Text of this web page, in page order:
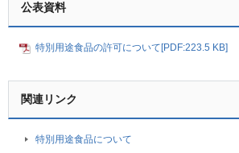
公表資料
特別用途食品の許可について[PDF:223.5 KB]
関連リンク
特別用途食品について